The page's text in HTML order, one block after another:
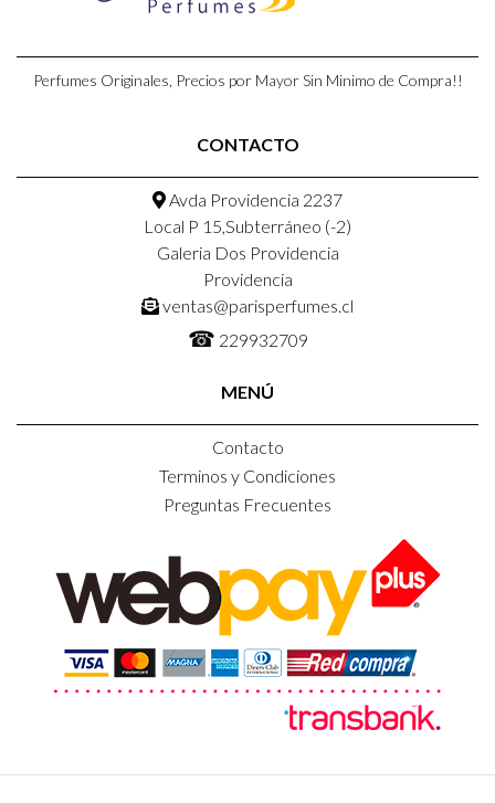
Perfumes Originales, Precios por Mayor Sin Minimo de Compra!!
CONTACTO
Avda Providencia 2237
Local P 15,Subterráneo (-2)
Galeria Dos Providencia
Providencia
ventas@parisperfumes.cl
☎ 229932709
MENÚ
Contacto
Terminos y Condiciones
Preguntas Frecuentes